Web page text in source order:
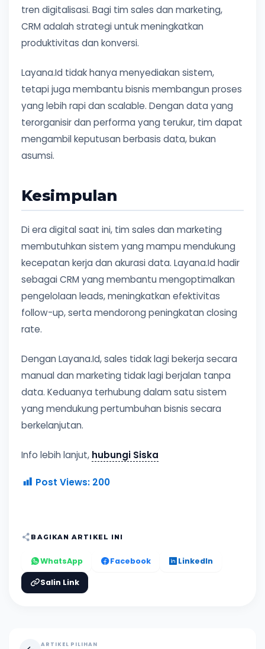
tren digitalisasi. Bagi tim sales dan marketing,
CRM adalah strategi untuk meningkatkan
produktivitas dan konversi.
Layana.Id tidak hanya menyediakan sistem,
tetapi juga membantu bisnis membangun proses
yang lebih rapi dan scalable. Dengan data yang
terorganisir dan performa yang terukur, tim dapat
mengambil keputusan berbasis data, bukan
asumsi.
Kesimpulan
Di era digital saat ini, tim sales dan marketing
membutuhkan sistem yang mampu mendukung
kecepatan kerja dan akurasi data. Layana.Id hadir
sebagai CRM yang membantu mengoptimalkan
pengelolaan leads, meningkatkan efektivitas
follow-up, serta mendorong peningkatan closing
rate.
Dengan Layana.Id, sales tidak lagi bekerja secara
manual dan marketing tidak lagi berjalan tanpa
data. Keduanya terhubung dalam satu sistem
yang mendukung pertumbuhan bisnis secara
berkelanjutan.
Info lebih lanjut, hubungi Siska
Post Views: 200
BAGIKAN ARTIKEL INI
WhatsApp Facebook LinkedIn
Salin Link
ARTIKEL PILIHAN